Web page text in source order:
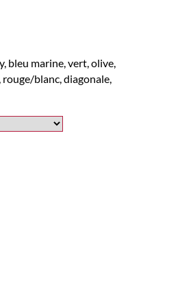
bleu marine, vert, olive,
blanc, diagonale,